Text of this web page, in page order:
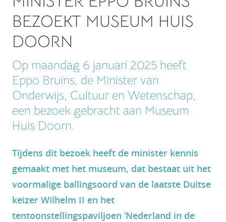
BEZOEKT MUSEUM HUIS
DOORN
Op maandag 6 januari 2025 heeft
Eppo Bruins, de Minister van
Onderwijs, Cultuur en Wetenschap,
een bezoek gebracht aan Museum
Huis Doorn.
Tijdens dit bezoek heeft de minister kennis
gemaakt met het museum, dat bestaat uit het
voormalige ballingsoord van de laatste Duitse
keizer Wilhelm II en het
tentoonstellingspaviljoen ‘Nederland in de